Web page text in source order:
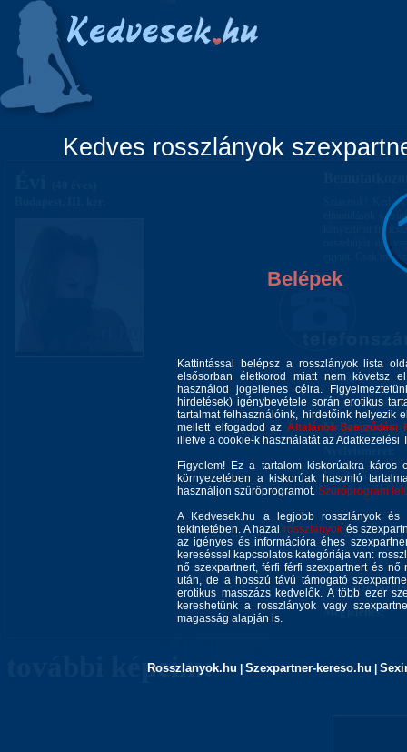
Kedves rosszlányok
Belépek
Kattintással belépsz a rosszlányok lista
elsősorban életkorod miatt nem követsz
használod jogellenes célra.
hirdetések) igénybevétele során erotikus
tartalmat felhasználóink, hirdetőink helyezik
mellett elfogadod az Általános Szerződési
illetve a cookie-k használatát az Adatkezelési
Figyelem! Ez a tartalom kiskorúakra káros
környezetében a kiskorúak hasonló
használjon szűrőprogramot. Szűrőprogram
A Kedvesek.hu a legjobb rosszlányok és
tekintetében. A hazairosszlányok és
az igényes és információra éhes
kereséssel kapcsolatos kategóriája van:
nő szexpartnert, férfi férfi szexpartnert és
után, de a hosszú távú támogató
erotikus masszázs kedvelők. A több ezer
kereshetünk a rosszlányok vagy
magasság alapján is.
Rosszlanyok.hu Szexpartner-kereso.hu
Sziasztok!
elmondások
kényeztetni
összebújós óra
együtt. Csak
Alkatom:
Magasságom:
Mellméretem:
Elérhetőségem:
Ahol még
Megjelenés:
további képeim: